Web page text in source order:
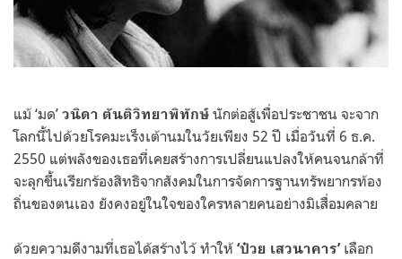
แม้ ‘มด’ วนิดา ตันติวิทยาพิทักษ์ นักต่อสู้เพื่อประชาชน จะจาก
โลกนี้ไปด้วยโรคมะเร็งเต้านมในวัยเพียง 52 ปี เมื่อวันที่ 6 ธ.ค.
2550 แต่พลังของเธอที่เคยสร้างการเปลี่ยนแปลงให้คนจนกล้าที่
จะลุกขึ้นเรียกร้องสิทธิจากสังคมในการจัดการฐานทรัพยากรท้อง
ถิ่นของตนเอง ยังคงอยู่ในใจของใครหลายคนอย่างมิเสื่อมคลาย
ด้วยความดีงามที่เธอได้สร้างไว้ ทำให้ ‘ป๋วย เสวนาคาร’เลือก